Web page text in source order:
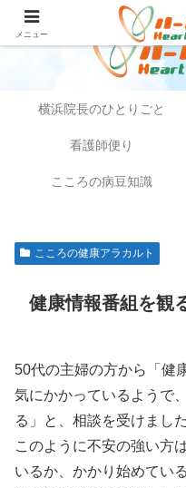
横浜院長のひとりごと
看護師便り
こころの病豆知識
こころの健康アラカルト
健康情報番組を観
50代の主婦の方から「健
気にかかっているようで
る」と、相談を受けました
このように不安の強い方
いるか、かかり始めてい
メニュー